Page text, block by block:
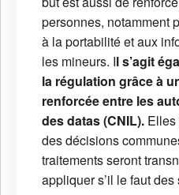
personnes, notamment
à la portabilité et aux
les mineurs. Il s’agit
la régulation grâce à
renforcée entre les
des datas (CNIL).
des décisions
traitements seront
appliquer s’il le faut